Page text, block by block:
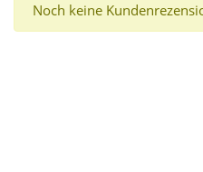
Noch keine